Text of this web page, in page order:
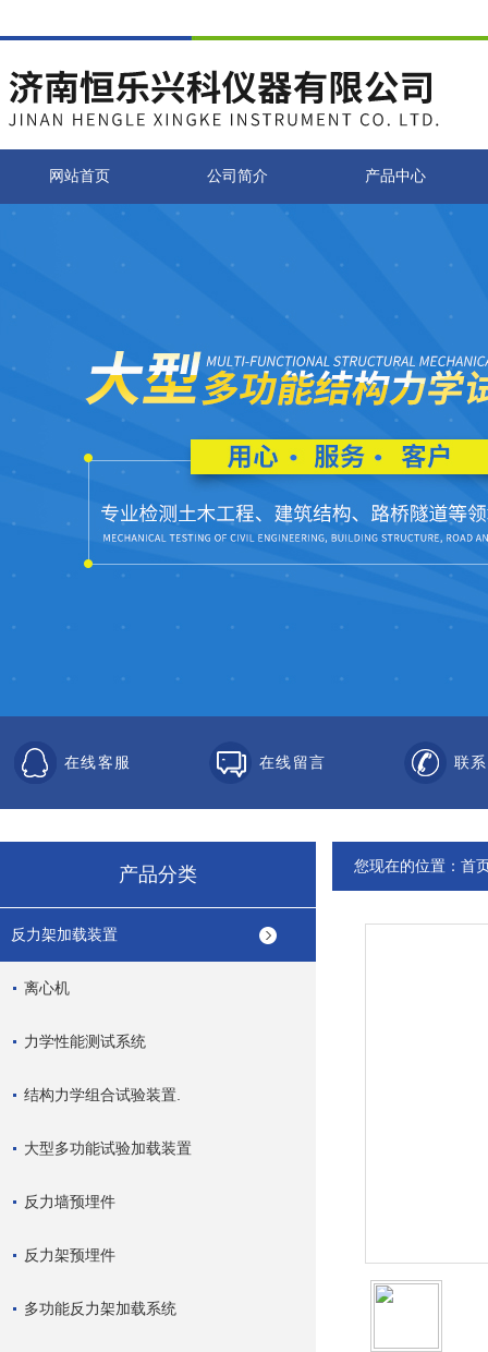
网站首页 公司简介 产品中心
在线客服 在线留言 联
产品分类
反力架加载装置
离心机
力学性能测试系统
结构力学组合试验装置.
大型多功能试验加载装置
反力墙预埋件
反力架预埋件
多功能反力架加载系统
您现在的位置： 首